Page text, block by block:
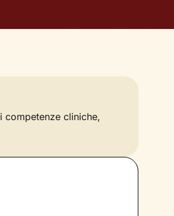
competenze cliniche,